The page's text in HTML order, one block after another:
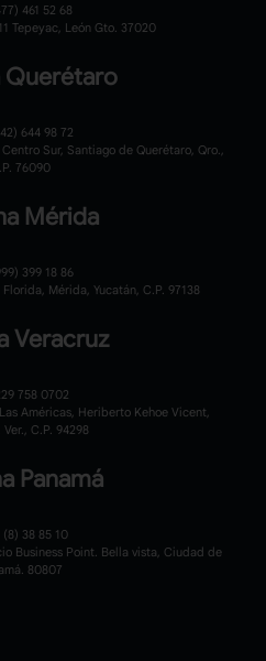
461 52 68
Tepeyac, León Gto. 37020
644 98 72
Sur, Santiago de Querétaro, Qro.,
76090
Mérida
399 18 86
Mérida, Yucatán, C.P. 97138
Veracruz
758 0702
Américas, Heriberto Kehoe Vicent,
C.P. 94298
Panamá
(8) 38 85 10
Business Point. Bella vista, Ciudad de
80807